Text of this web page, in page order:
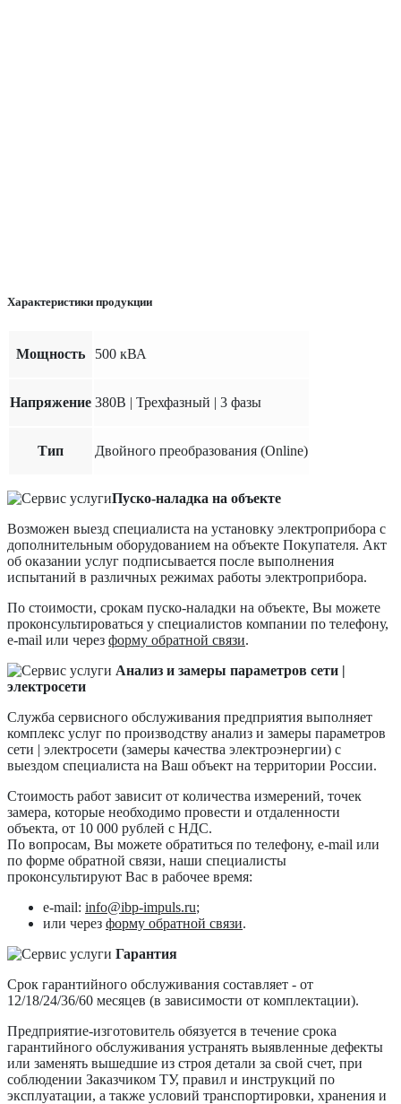
Характеристики продукции
Мощность 500 кВА
Напряжение 380В | Трехфазный | 3 фазы
Тип Двойного преобразования (Online)
Пуско-наладка на объекте
Возможен выезд специалиста на установку электроприбора с
дополнительным оборудованием на объекте Покупателя. Акт
об оказании услуг подписывается после выполнения
испытаний в различных режимах работы электроприбора.
По стоимости, срокам пуско-наладки на объекте, Вы можете
проконсультироваться у специалистов компании по телефону,
e-mail или через форму обратной связи.
Анализ и замеры параметров сети |
электросети
Служба сервисного обслуживания предприятия выполняет
комплекс услуг по производству анализ и замеры параметров
сети | электросети (замеры качества электроэнергии) с
выездом специалиста на Ваш объект на территории России.
Стоимость работ зависит от количества измерений, точек
замера, которые необходимо провести и отдаленности
объекта, от 10 000 рублей с НДС.
По вопросам, Вы можете обратиться по телефону, e-mail или
по форме обратной связи, наши специалисты
проконсультируют Вас в рабочее время:
e-mail: info@ibp-impuls.ru;
или через форму обратной связи.
Гарантия
Срок гарантийного обслуживания составляет - от
12/18/24/36/60 месяцев (в зависимости от комплектации).
Предприятие-изготовитель обязуется в течение срока
гарантийного обслуживания устранять выявленные дефекты
или заменять вышедшие из строя детали за свой счет, при
соблюдении Заказчиком ТУ, правил и инструкций по
эксплуатации, а также условий транспортировки, хранения и